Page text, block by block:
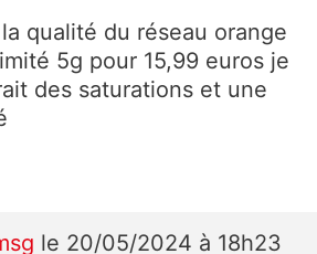
qualité du réseau orange
5g pour 15,99 euros je
des saturations et une
le 20/05/2024 à 18h23